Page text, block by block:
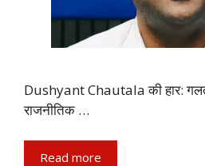
Dushyant Chautala की हार:
राजनीतिक …
Read more